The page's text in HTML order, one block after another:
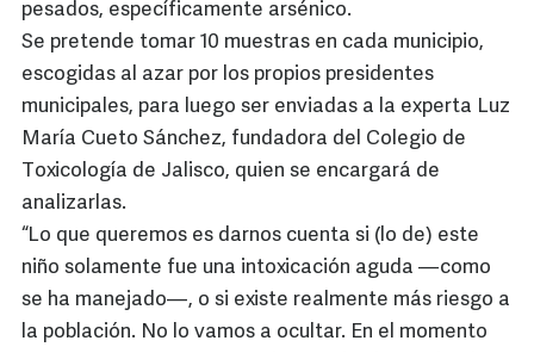
pesados, específicamente arsénico.
Se pretende tomar 10 muestras en cada municipio,
escogidas al azar por los propios presidentes
municipales, para luego ser enviadas a la experta Luz
María Cueto Sánchez, fundadora del Colegio de
Toxicología de Jalisco, quien se encargará de
analizarlas.
“Lo que queremos es darnos cuenta si (lo de) este
niño solamente fue una intoxicación aguda —como
se ha manejado—, o si existe realmente más riesgo a
la población. No lo vamos a ocultar. En el momento